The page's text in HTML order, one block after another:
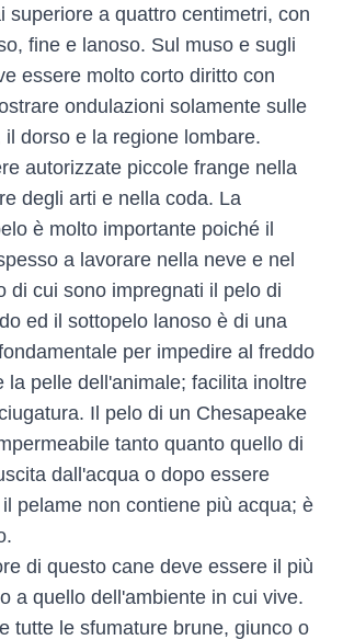
superiore a quattro centimetri, con
fine e lanoso. Sul muso e sugli
essere molto corto diritto con
ondulazioni solamente sulle
dorso e la regione lombare.
autorizzate piccole frange nella
degli arti e nella coda. La
è molto importante poiché il
a lavorare nella neve e nel
di cui sono impregnati il pelo di
ed il sottopelo lanoso è di una
per impedire al freddo
la pelle dell'animale; facilita inoltre
Il pelo di un Chesapeake
tanto quanto quello di
dall'acqua o dopo essere
pelame non contiene più acqua; è
di questo cane deve essere il più
a quello dell'ambiente in cui vive.
tutte le sfumature brune, giunco o